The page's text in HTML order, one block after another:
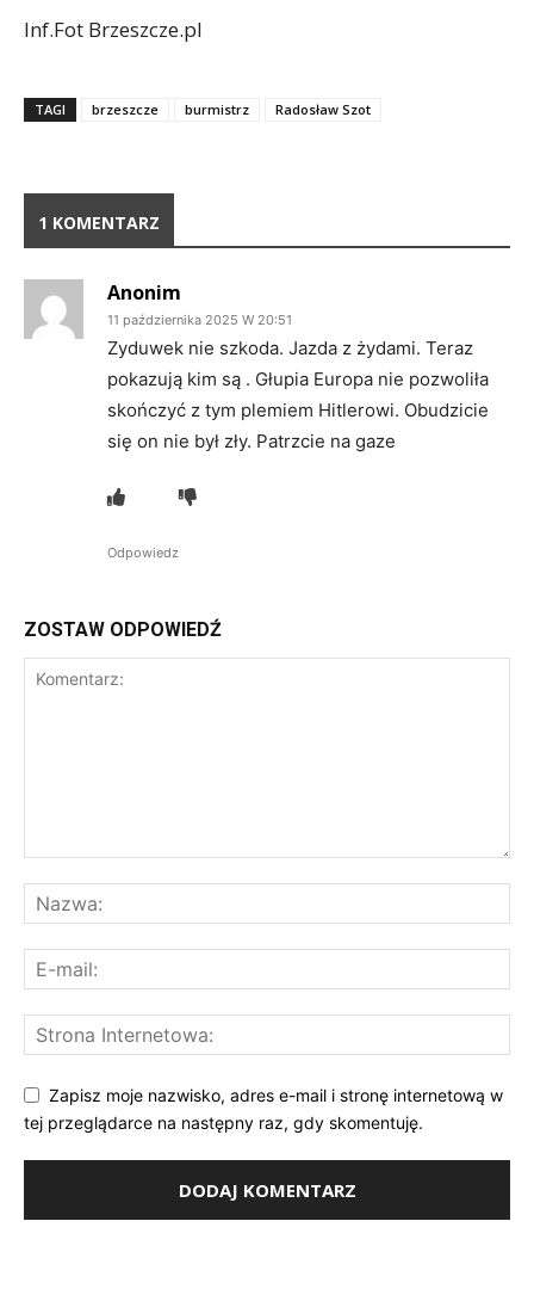
Inf.Fot Brzeszcze.pl
TAGI brzeszcze burmistrz Radosław Szot
1 KOMENTARZ
Anonim
11 października 2025 W 20:51
Zyduwek nie szkoda. Jazda z żydami. Teraz
pokazują kim są . Głupia Europa nie pozwoliła
skończyć z tym plemiem Hitlerowi. Obudzicie
się on nie był zły. Patrzcie na gaze
Odpowiedz
ZOSTAW ODPOWIEDŹ
Zapisz moje nazwisko, adres e-mail i stronę internetową w
tej przeglądarce na następny raz, gdy skomentuję.